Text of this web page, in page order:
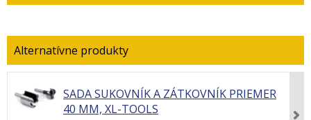
SADA SUKOVNÍK A ZÁTKOVNÍK PRIEMER
40 MM, XL-TOOLS